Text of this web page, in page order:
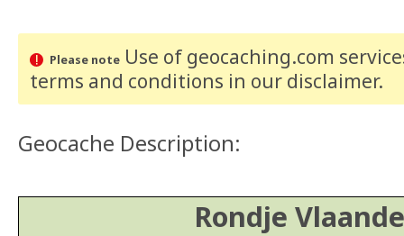
Please noteUse of geocaching.com
terms and conditions in our disclaimer.
Geocache Description:
Rondje